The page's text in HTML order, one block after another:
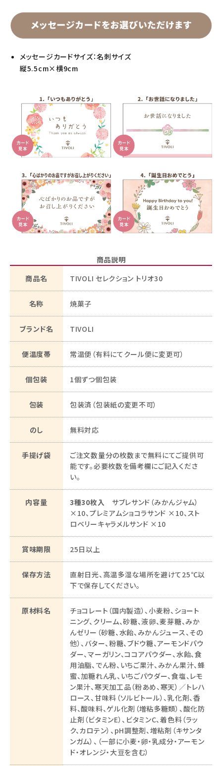
メッセージカードサイズ：名刺サイズ
縦5.5cm×横9cm
商品説明
商品名
TIVOLI セレクション トリオ30
名称 焼菓子
ブランド名 TIVOLI
便温度帯 常温便（有料にてクール便に変更可）
個包装 1個ずつ個包装
包装 包装済（包装紙の変更不可）
のし 無料対応
手提げ袋
ご注文数量分の枚数まで無料にてご提供可
能です。必要枚数を備考欄にご記入くださ
い。
内容量 3種30枚入 サブレサンド（みかんジャム）
×10、プレミアムショコラサンド ×10、スト
ロベリーキャラメルサンド ×10
賞味期限 25日以上
保存方法
直射日光、高温多湿な場所を避けて25℃以
下で保存してください。
原材料名
チョコレート（国内製造）、小麦粉、ショート
ニング、クリーム、砂糖、液卵、麦芽糖、みか
んゼリー（砂糖、水飴、みかんジュース、その
他）、バター、粉糖、ブドウ糖、アーモンドパウ
ダー、マーガリン、ココアパウダー、水飴、食
用油脂、でん粉、いちご果汁、みかん果汁、蜂
蜜、加糖れん乳、いちごパウダー、食塩、レモ
ン果汁、寒天加工品（粉あめ、寒天）／トレハ
ロース、甘味料（ソルビトール）、乳化剤、香
料、酸味料、ゲル化剤（増粘多糖類）、酸化防
止剤（ビタミンE）、ビタミンC、着色料（ラッ
ク、カロテン）、pH調整剤、増粘剤（キサンタ
ンガム）、（一部に小麦・卵・乳成分・アーモン
ド・オレンジ・大豆を含む）